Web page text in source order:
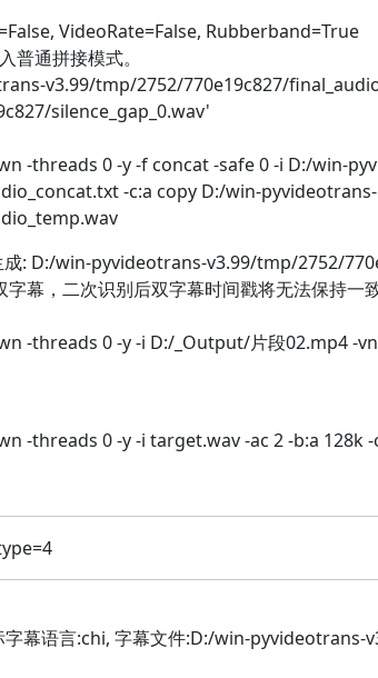
VideoRate=False, Rubberband=True
普通拼接模式。
v3.99/tmp/2752/770e19c827/
silence_gap_0.wav'
-threads 0 -y -f concat -safe 0 -i D:/win-
-c:a copy D:/win-pyvideotrans-
成: D:/win-pyvideotrans-v3.99/tmp/2752/
字幕，二次识别后双字幕时间戳将无法保持
-threads 0 -y -i D:/_Output/片段02.mp4 -
-threads 0 -y -i target.wav -ac 2 -b:a 128k
字幕语言:chi, 字幕文件:D:/win-